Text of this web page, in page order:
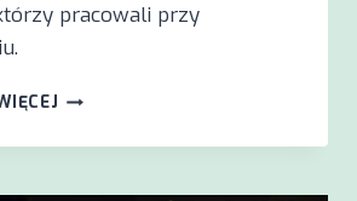
pracowali przy
HIERONIMKI